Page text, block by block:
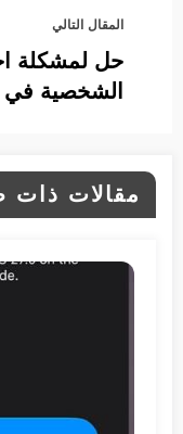
المقال التالي
حل لمشكلة
الشخصية في iOS 8
مقالات ذات